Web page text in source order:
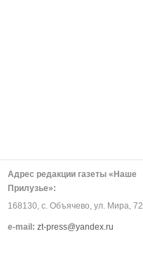
Адрес редакции газеты «Наше
Прилузье»:
168130, с. Объячево, ул. Мира, 72
е-mail: zt-press@yandex.ru